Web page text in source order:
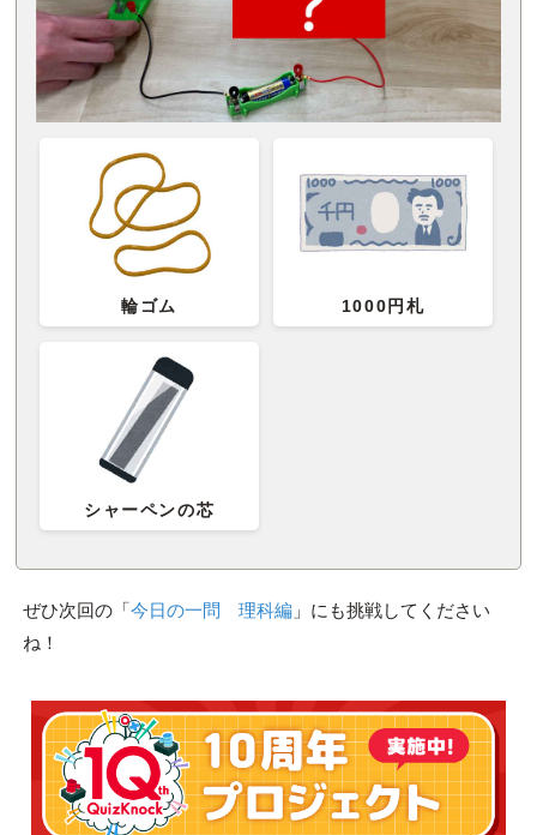
輪ゴム 1000円札
シャーペンの芯
ぜひ次回の「今日の一問 理科編」にも挑戦してください
ね！